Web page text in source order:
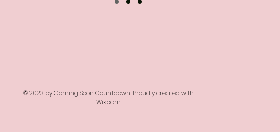
© 2023 by Coming Soon Countdown. Proudly created with
Wix.com